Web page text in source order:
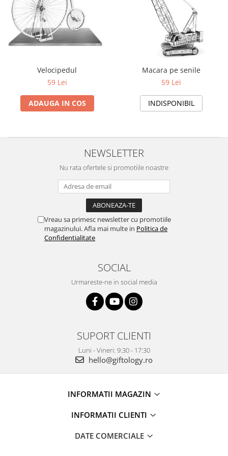
Velocipedul
59 Lei
ADAUGA IN COS
Macara pe senile
59 Lei
INDISPONIBIL
NEWSLETTER
Nu rata ofertele si promotiile noastre
Vreau sa primesc newsletter cu promotiile
magazinului. Afla mai multe in Politica de
Confidentialitate
SOCIAL
Urmareste-ne in social media
SUPORT CLIENTI
Luni - Vineri: 9:30 - 17:30
hello@giftology.ro
INFORMATII MAGAZIN
INFORMATII CLIENTI
DATE COMERCIALE